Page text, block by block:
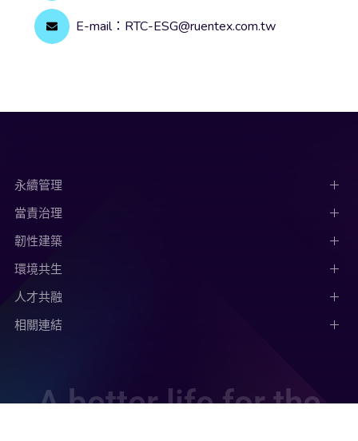
E-mail：RTC-ESG@ruentex.com.tw
永續管理
當責治理
韌性建築
環境共生
人才共融
相關連結
A better life for the